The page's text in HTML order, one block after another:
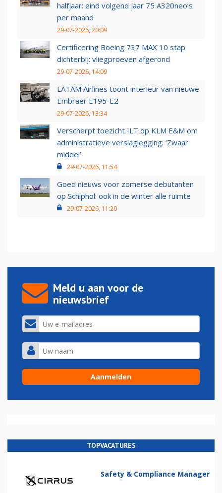
halfjaar: eind volgend jaar 75 A320neo’s
per maand
29-07-2026, 20:09
Certificering Boeing 737 MAX 10 stap
dichterbij: vliegproeven afgerond
29-07-2026, 14:09
LATAM Airlines toont interieur van nieuwe
Embraer E195-E2
29-07-2026, 13:34
Verscherpt toezicht ILT op KLM E&M om
administratieve verslaglegging: ‘Zwaar
middel’
29-07-2026, 11:54
Goed nieuws voor zomerse debutanten
op Schiphol: ook in de winter alle ruimte
29-07-2026, 11:20
Meld u aan voor de
nieuwsbrief
TOPVACATURES
Safety & Compliance Manager